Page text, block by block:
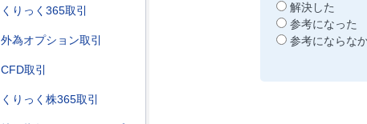
くりっく365取引
外為オプション取引
CFD取引
くりっく株365取引
解決した
参考になった
参考にならな